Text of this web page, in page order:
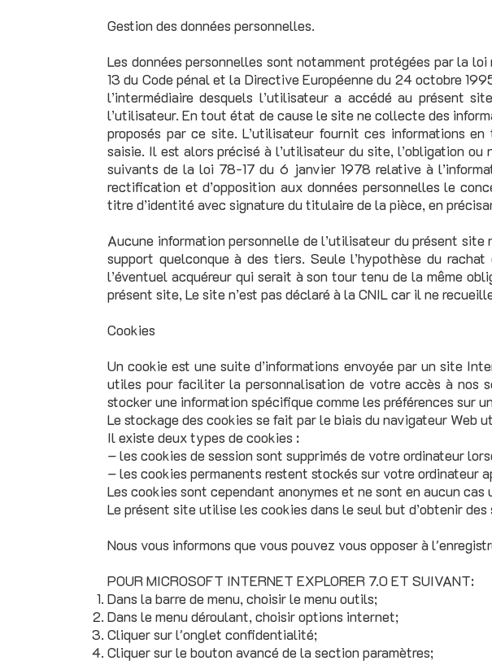
Gestion des données personnelles.
Les données personnelles sont notamment protégées par la
13 du Code pénal et la Directive Européenne du 24 octobre
l’intermédiaire desquels l’utilisateur a accédé au présent
l’utilisateur. En tout état de cause le site ne collecte des
proposés par ce site. L’utilisateur fournit ces informations
saisie. Il est alors précisé à l’utilisateur du site, l’obligation
suivants de la loi 78-17 du 6 janvier 1978 relative à
rectification et d’opposition aux données personnelles le
titre d’identité avec signature du titulaire de la pièce, en
Aucune information personnelle de l’utilisateur du présent site
support quelconque à des tiers. Seule l’hypothèse du
l’éventuel acquéreur qui serait à son tour tenu de la même
présent site, Le site n’est pas déclaré à la CNIL car il ne
Cookies
Un cookie est une suite d’informations envoyée par un site
utiles pour faciliter la personnalisation de votre accès à nos
stocker une information spécifique comme les préférences sur
Le stockage des cookies se fait par le biais du navigateur Web
Il existe deux types de cookies :
– les cookies de session sont supprimés de votre ordinateur
– les cookies permanents restent stockés sur votre ordinateur
Les cookies sont cependant anonymes et ne sont en aucun
Le présent site utilise les cookies dans le seul but d’obtenir
Nous vous informons que vous pouvez vous opposer à
POUR MICROSOFT INTERNET EXPLORER 7.0 ET SUIVANT:
Dans la barre de menu, choisir le menu outils;
Dans le menu déroulant, choisir options internet;
Cliquer sur l'onglet confidentialité;
Cliquer sur le bouton avancé de la section paramètres;